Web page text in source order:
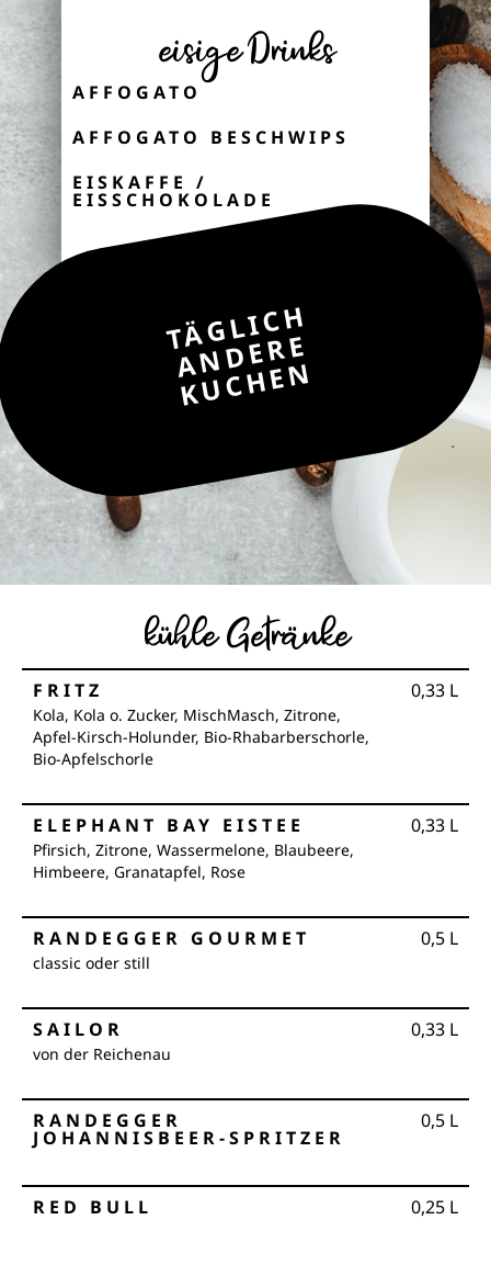
eisige Drinks
AFFOGATO
AFFOGATO BESCHWIPS
EISKAFFE /
EISSCHOKOLADE
TÄGLICH
ANDERE
KUCHEN
kühle Getränke
FRITZ
Kola, Kola o. Zucker, MischMasch, Zitrone,
Apfel-Kirsch-Holunder, Bio-Rhabarberschorle,
Bio-Apfelschorle
0,33 L
ELEPHANT BAY EISTEE
Pfirsich, Zitrone, Wassermelone, Blaubeere,
Himbeere, Granatapfel, Rose
0,33 L
RANDEGGER GOURMET
classic oder still
0,5 L
SAILOR
von der Reichenau
0,33 L
RANDEGGER
JOHANNISBEER-SPRITZER
0,5 L
RED BULL 0,25 L